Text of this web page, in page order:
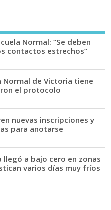
Normal: “Se deben
contactos estrechos”
Normal de Victoria tiene
el protocolo
nuevas inscripciones y
para anotarse
llegó a bajo cero en zonas
varios días muy fríos